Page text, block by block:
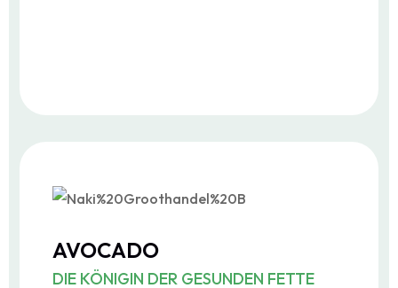
AVOCADO
DIE KÖNIGIN DER GESUNDEN FETTE